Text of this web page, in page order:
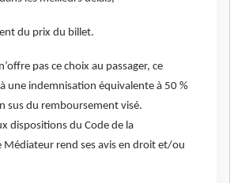
du prix du billet.
pas ce choix au passager, ce
une indemnisation équivalente à 50 %
sus du remboursement visé.
dispositions du Code de la
Médiateur rend ses avis en droit et/ou